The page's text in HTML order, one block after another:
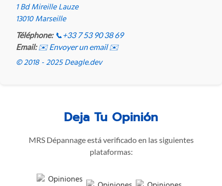
1 Bd Mireille Lauze
13010 Marseille
Téléphone: 📞 +33 7 53 90 38 69
Email: ✉️ Envoyer un email ✉️
© 2018 - 2025 Deagle.dev
Deja Tu Opinión
MRS Dépannage está verificado en las siguientes
plataformas: